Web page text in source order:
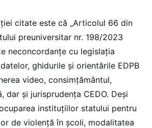
citate este că „Articolul 66 din
preuniversitar nr. 198/2023
neconcordanțe cu legislația
ghidurile și orientările EDPB
video, consimțământul,
dar și jurisprudența CEDO. Deși
instituțiilor statului pentru
de violență în școli, modalitatea